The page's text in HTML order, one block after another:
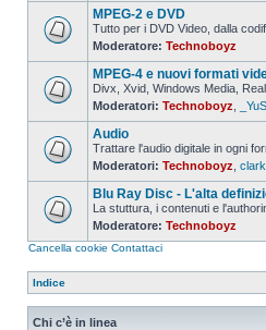
da
leggere
Nessun
messaggio
da
leggere
MPEG-2 e DVD
Tutto per i DVD Video, dalla
Moderatore: Technoboyz
Nessun
messaggio
da
leggere
MPEG-4 e nuovi formati
Divx, Xvid, Windows Media,
Moderatori: Technoboyz
Nessun
messaggio
da
leggere
Audio
Trattare l'audio digitale in ogni
Moderatori: Technoboyz
Nessun
messaggio
da
Blu Ray Disc - L'alta
La stuttura, i contenuti e
Moderatore: Technoboyz
Cancella cookie Contattaci
Indice
Chi c’è in linea